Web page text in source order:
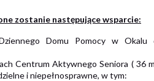
zostanie następujące wsparcie:
Domu Pomocy w
Centrum Aktywnego Seniora ( 36
i niepełnosprawne, w tym: